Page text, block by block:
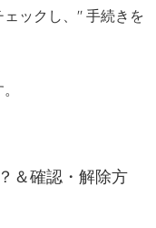
ックし、" 手続きを
＆確認・解除方